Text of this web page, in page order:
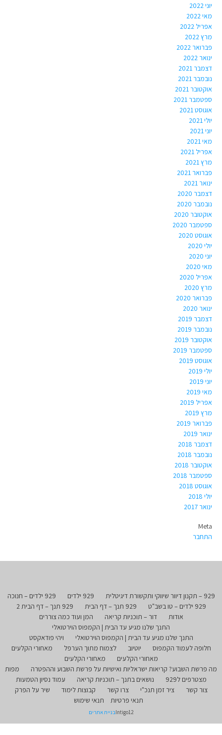
יוני 2022
מאי 2022
אפריל 2022
מרץ 2022
פברואר 2022
ינואר 2022
דצמבר 2021
נובמבר 2021
אוקטובר 2021
ספטמבר 2021
אוגוסט 2021
יולי 2021
יוני 2021
מאי 2021
אפריל 2021
מרץ 2021
פברואר 2021
ינואר 2021
דצמבר 2020
נובמבר 2020
אוקטובר 2020
ספטמבר 2020
אוגוסט 2020
יולי 2020
יוני 2020
מאי 2020
אפריל 2020
מרץ 2020
פברואר 2020
ינואר 2020
דצמבר 2019
נובמבר 2019
אוקטובר 2019
ספטמבר 2019
אוגוסט 2019
יולי 2019
יוני 2019
מאי 2019
אפריל 2019
מרץ 2019
פברואר 2019
ינואר 2019
דצמבר 2018
נובמבר 2018
אוקטובר 2018
ספטמבר 2018
אוגוסט 2018
יולי 2018
ינואר 2017
Meta
התחבר
929 – תקנון דיוור שיווקי ותקשורת דיגיטלית 929 ילדים
929 ילדים – חנוכה
929 ילדים – טו בשב"ט
929 תנך – דף הבית
929 תנך – דף הבית 2
אודות
דור – תוכניות קריאה
המן ועוד כמה צוררים
התנך שלנו מגיע עד הבית | הקמפוס הוירטואלי
התנך שלנו מגיע עד הבית | הקמפוס הוירטואלי
ויהי פודאקסט
חלופה לעמוד הקמפוס
יוטיוב לצמוח מתוך הערפל
מאחורי הקלעים
מאחורי הקלעים
מאחורי הקלעים
מה פרשת השבוע? קריאות ישראליות ואישיות על פרשת השבוע וההפטרה
מפות
מצטרפים ל929
נושאים בתנך – תוכניות קריאה
עמוד נסיון הטמעות
צור קשר
ציר זמן תנכ"י צרו קשר קבוצות לימוד
שיר על הפרק
תנאי פרטיות
תנאי שימוש
Intigo12בניית אתרים